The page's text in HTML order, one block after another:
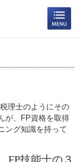
理士のようにその
が、FP資格を取得
ング知識を持って
FP技能士の３